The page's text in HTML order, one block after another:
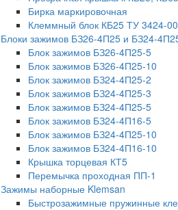
Бирка маркировочная
Клеммный блок КБ25 ТУ 3424-
Блоки зажимов БЗ26-4П25 и БЗ24-
Блок зажимов БЗ26-4П25-5
Блок зажимов БЗ26-4П25-10
Блок зажимов БЗ24-4П25-2
Блок зажимов БЗ24-4П25-3
Блок зажимов БЗ24-4П25-5
Блок зажимов БЗ24-4П16-5
Блок зажимов БЗ24-4П25-10
Блок зажимов БЗ24-4П16-10
Крышка торцевая КТ5
Перемычка проходная ПП-1
Зажимы наборные Klemsan
Быстрозажимные пружинные